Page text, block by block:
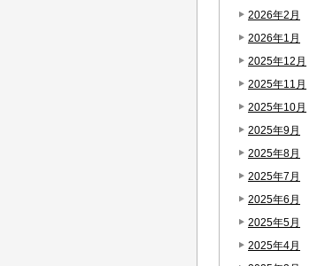
2026年2月
2026年1月
2025年12月
2025年11月
2025年10月
2025年9月
2025年8月
2025年7月
2025年6月
2025年5月
2025年4月